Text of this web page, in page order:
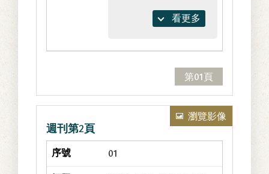
作同床異夢的野
合，共同提出內
憲政的常道，議
會當然要被解散
了。豈料忽由善
看更多
第01頁
週刊第2頁
瀏覽影像
01